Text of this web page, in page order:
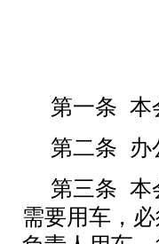
第一条 本
第二条 办
第三条 本
需要用车，